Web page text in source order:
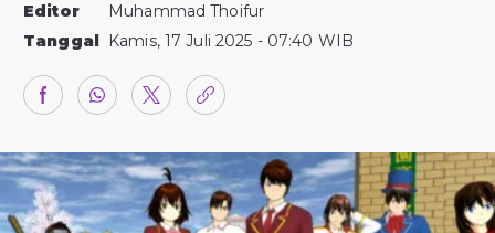
Editor
Muhammad Thoifur
Tanggal Kamis, 17 Juli 2025 - 07:40 WIB